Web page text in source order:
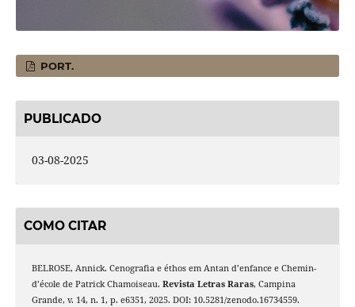
PORT.
PUBLICADO
03-08-2025
COMO CITAR
BELROSE, Annick. Cenografia e éthos em Antan d’enfance e Chemin-
d’école de Patrick Chamoiseau. Revista Letras Raras, Campina
Grande, v. 14, n. 1, p. e6351, 2025. DOI: 10.5281/zenodo.16734559.